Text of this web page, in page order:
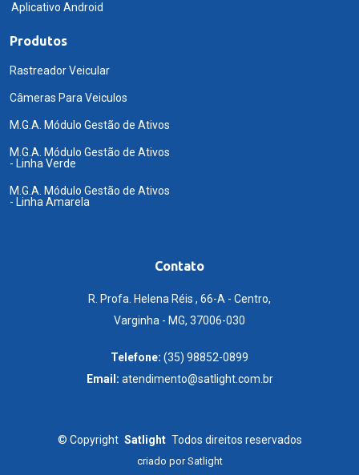
Aplicativo Android
Produtos
Rastreador Veicular
Câmeras Para Veiculos
M.G.A. Módulo Gestão de Ativos
M.G.A. Módulo Gestão de Ativos
- Linha Verde
M.G.A. Módulo Gestão de Ativos
- Linha Amarela
Contato
R. Profa. Helena Réis , 66-A - Centro,
Varginha - MG, 37006-030
Telefone: (35) 98852-0899
Email: atendimento@satlight.com.br
© Copyright Satlight Todos direitos reservados
criado porSatlight